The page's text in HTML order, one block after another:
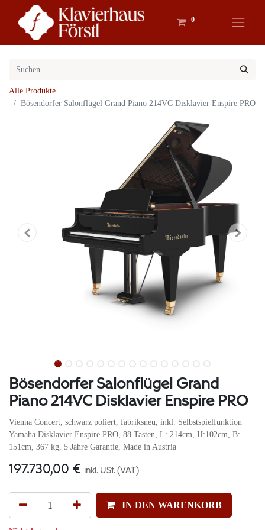
0
Alle Produkte
Bösendorfer Salonflügel Grand Piano 214VC Disklavier Enspire PRO
Bösendorfer Salonflügel Grand
Piano 214VC Disklavier Enspire PRO
Vienna Concert, schwarz poliert, fabriksneu, inkl. Selbstspielfunktion
Yamaha Disklavier Enspire PRO, 88 Tasten, L: 214cm, H:102cm, B:
151cm, 367 kg, 5 Jahre Garantie, Made in Austria
197.730,00 € inkl. USt. (VAT)
IN DEN WARENKORB